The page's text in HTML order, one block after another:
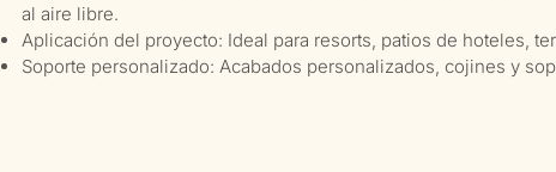
al aire libre.
Aplicación del proyecto: Ideal para resorts, patios de hoteles,
Soporte personalizado: Acabados personalizados, cojines y